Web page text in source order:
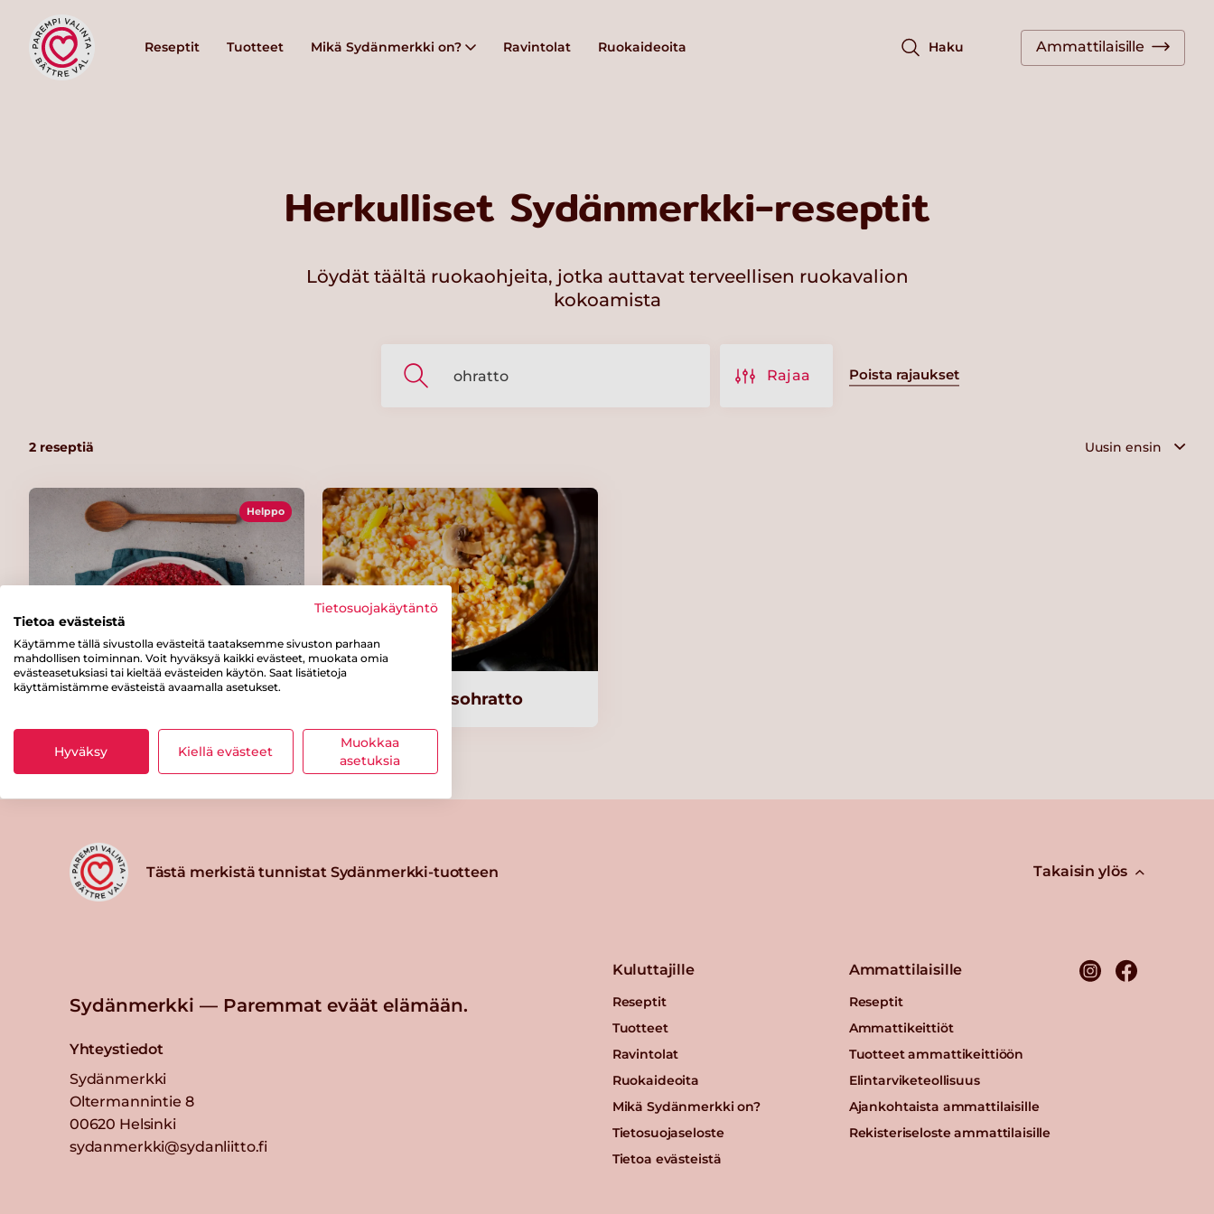
Reseptit Tuotteet Mikä Sydänmerkki on? Ravintolat Ruokaideoita Haku Ammattilaisille
Herkulliset Sydänmerkki-reseptit
Löydät täältä ruokaohjeita, jotka auttavat terveellisen ruokavalion
kokoamista
Rajaa Poista rajaukset
2 reseptiä
Helppo
Kookos-kasvisohratto
Tästä merkistä tunnistat Sydänmerkki-tuotteen Takaisin ylös
Sydänmerkki — Paremmat eväät elämään.
Yhteystiedot
Sydänmerkki
Oltermannintie 8
00620 Helsinki
sydanmerkki@sydanliitto.fi
Kuluttajille
Reseptit
Tuotteet
Ravintolat
Ruokaideoita
Mikä Sydänmerkki on?
Tietosuojaseloste
Tietoa evästeistä
Ammattilaisille
Reseptit
Ammattikeittiöt
Tuotteet ammattikeittiöön
Elintarviketeollisuus
Ajankohtaista ammattilaisille
Rekisteriseloste ammattilaisille
Tietosuojakäytäntö
Tietoa evästeistä
Käytämme tällä sivustolla evästeitä taataksemme sivuston parhaan
mahdollisen toiminnan. Voit hyväksyä kaikki evästeet, muokata omia
evästeasetuksiasi tai kieltää evästeiden käytön. Saat lisätietoja
käyttämistämme evästeistä avaamalla asetukset.
Hyväksy Kiellä evästeet
Muokkaa
asetuksia